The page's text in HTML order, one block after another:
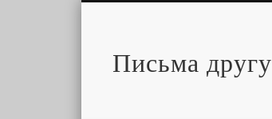
Письма другу
Twitter